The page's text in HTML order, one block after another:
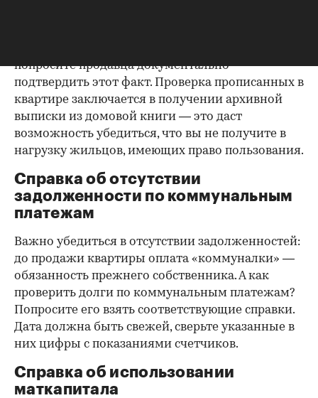
попросите продавца документально
подтвердить этот факт. Проверка прописанных в
квартире заключается в получении архивной
выписки из домовой книги — это даст
возможность убедиться, что вы не получите в
нагрузку жильцов, имеющих право пользования.
Справка об отсутствии
задолженности по коммунальным
платежам
Важно убедиться в отсутствии задолженностей:
до продажи квартиры оплата «коммуналки» —
обязанность прежнего собственника. А как
проверить долги по коммунальным платежам?
Попросите его взять соответствующие справки.
Дата должна быть свежей, сверьте указанные в
них цифры с показаниями счетчиков.
Справка об использовании
маткапитала